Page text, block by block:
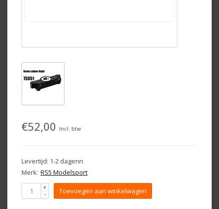
€52,00 Incl. btw
Levertijd: 1-2 dagenn
Merk: RS5 Modelsport
+
- Toevoegen aan winkelwagen